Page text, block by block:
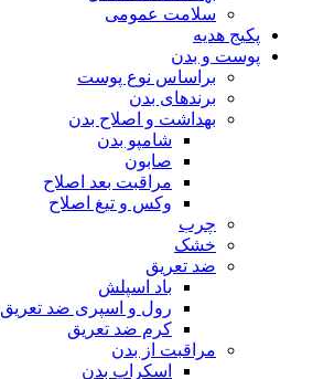
سلامت عمومی
پکیج هدیه
پوست و بدن
براساس نوع پوست
برندهای بدن
بهداشت و اصلاح بدن
شامپو بدن
صابون
مراقبت بعد اصلاح
وکس و تیغ اصلاح
چرب
خشک
ضد تعریق
باد اسپلش
رول و اسپری ضد تعریق
کرم ضد تعریق
مراقبت از بدن
اسکراپ بدن